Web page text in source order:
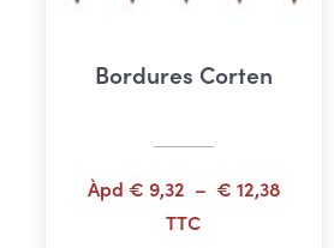
Bordures Corten
Àpd € 9,32 – € 12,38Plage
TTC